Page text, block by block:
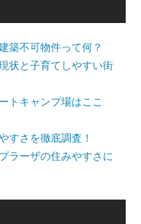
築不可物件って何？
状と子育てしやすい街
トキャンプ場はここ
すさを徹底調査！
ラーザの住みやすさに